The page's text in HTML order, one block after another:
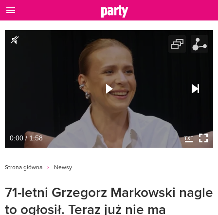
0:00 / 1:58
Strona główna Newsy
71-letni Grzegorz Markowski nagle
to ogłosił. Teraz już nie ma